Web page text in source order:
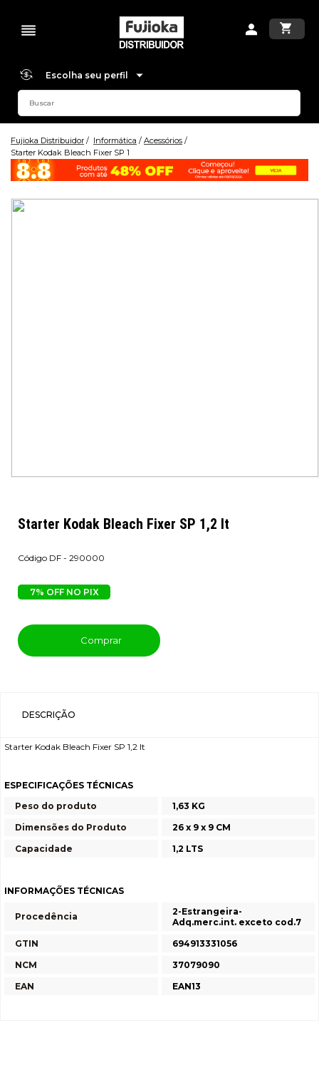
Escolha seu perfil
Fujioka Distribuidor Informática
Acessórios
Starter Kodak Bleach Fixer SP 1
Starter Kodak Bleach Fixer SP 1,2 lt
DF - 290000
7% OFF NO PIX
Comprar
DESCRIÇÃO
Starter Kodak Bleach Fixer SP 1,2 lt
ESPECIFICAÇÕES TÉCNICAS
Peso do produto
1,63 KG
Dimensões do Produto
26 x 9 x 9 CM
Capacidade
1,2 LTS
INFORMAÇÕES TÉCNICAS
Procedência
2-Estrangeira-
Adq.merc.int. exceto cod.7
GTIN
694913331056
NCM
37079090
EAN
EAN13